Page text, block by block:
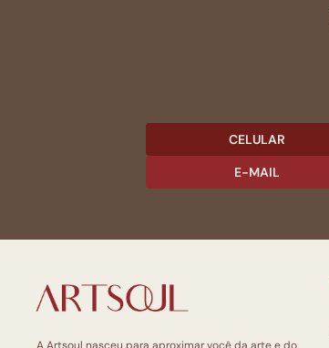
CELULAR
E-MAIL